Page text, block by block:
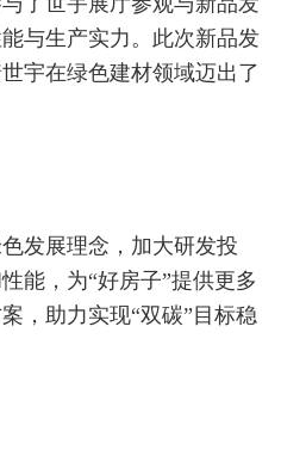
与生产实力。此次新品发
宇在绿色建材领域迈出了
发展理念，加大研发投
能，为“好房子”提供更多
，助力实现“双碳”目标稳